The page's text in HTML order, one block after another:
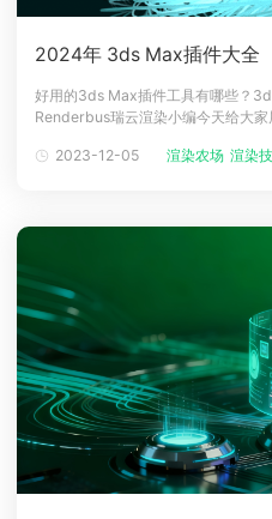
2024年 3ds Max插件大全
好用的3ds Max插件工具有哪些？
Renderbus瑞云渲染小编今天给大
稳定、可持续创新的云渲染解决方案
2023-12-05 渲染农场 渲染